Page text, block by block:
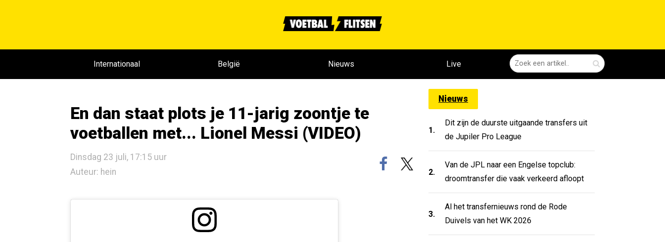
Internationaal België Nieuws Live
En dan staat plots je 11-jarig zoontje te
voetballen met... Lionel Messi (VIDEO)
Dinsdag 23 juli, 17:15 uur
Auteur: hein
Nieuws
1.
Dit zijn de duurste uitgaande transfers uit
de Jupiler Pro League
2.
Van de JPL naar een Engelse topclub:
droomtransfer die vaak verkeerd afloopt
3.
Al het transfernieuws rond de Rode
Duivels van het WK 2026